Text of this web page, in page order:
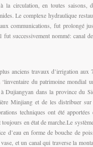
la circulation, en toutes saisons,
Le complexe hydraulique
communications, fut prolongé
fut successivement nommé: canal
anciens travaux d’irrigation aux
du patrimoine mondial
Dujiangyan dans la province du
Minjiang et de les distribuer sur
techniques ont été apportées
en état de marche.Le
d’eau en forme de bouche de
et un canal qui traverse la